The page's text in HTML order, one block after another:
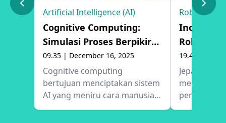
Artificial Intelligence (AI)
Cognitive Computing:
Simulasi Proses Berpikir
Manusia
09.35 | December 16, 2025
Cognitive computing
bertujuan menciptakan sistem
AI yang meniru cara manusia
berpikir, belajar, dan
Robotic
Inovasi
Robot
19.40 |
Jepang
untuk